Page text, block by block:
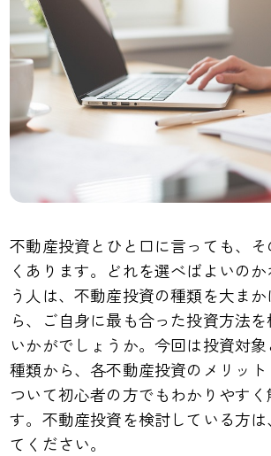
不動産投資とひと口に言っても、
くあります。どれを選べばよいの
う人は、不動産投資の種類を大ま
ら、ご自身に最も合った投資方法
いかがでしょうか。今回は投資対
種類から、各不動産投資のメリッ
ついて初心者の方でもわかりやす
す。不動産投資を検討している方
てください。